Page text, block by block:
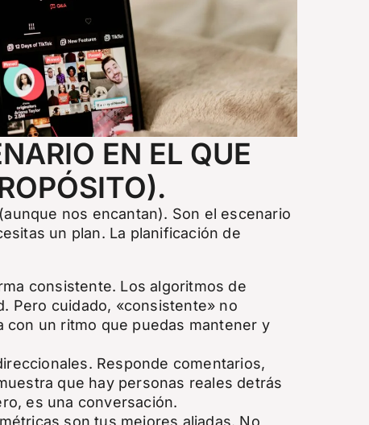
EN EL QUE
nos encantan). Son el escenario
un plan. La planificación de
consistente. Los algoritmos de
Pero cuidado, «consistente» no
con un ritmo que puedas mantener y
Responde comentarios,
que hay personas reales detrás
es una conversación.
son tus mejores aliadas. No